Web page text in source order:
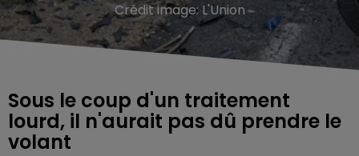
Crédit image: L'Union
Sous le coup d'un traitement
lourd, il n'aurait pas dû prendre le
volant